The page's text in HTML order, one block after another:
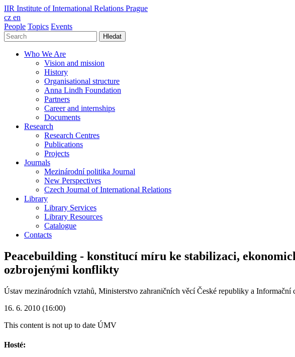
IIR Institute of International Relations Prague
cz en
People Topics Events
Hledat
Who We Are
Vision and mission
History
Organisational structure
Anna Lindh Foundation
Partners
Career and internships
Documents
Research
Research Centres
Publications
Projects
Journals
Mezinárodní politika Journal
New Perspectives
Czech Journal of International Relations
Library
Library Services
Library Resources
Catalogue
Contacts
Peacebuilding - konstitucí míru ke stabilizaci,
ozbrojenými konflikty
Ústav mezinárodních vztahů, Ministerstvo zahraničních věcí České republiky a
16. 6. 2010 (16:00)
This content is not up to date ÚMV
Hosté: